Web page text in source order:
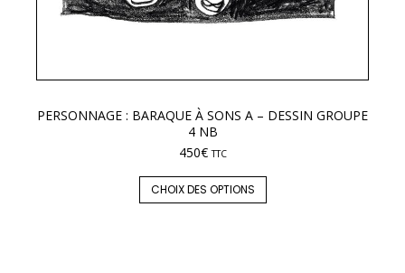
PERSONNAGE : BARAQUE À SONS A – DESSIN GROUPE
4 NB
450€ TTC
CHOIX DES OPTIONS